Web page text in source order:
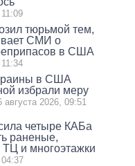
тюрьмой тем,
СМИ о
в США
в США
избрали меру
августа 2026, 09:51
четыре КАБа
раненые,
и многоэтажки